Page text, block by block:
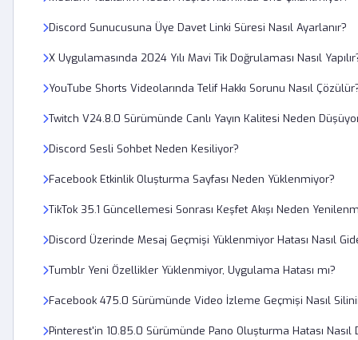
Discord Sunucusuna Üye Davet Linki Süresi Nasıl Ayarlanır?
X Uygulamasında 2024 Yılı Mavi Tik Doğrulaması Nasıl
YouTube Shorts Videolarında Telif Hakkı Sorunu Nasıl
Twitch V24.8.0 Sürümünde Canlı Yayın Kalitesi Neden
Discord Sesli Sohbet Neden Kesiliyor?
Facebook Etkinlik Oluşturma Sayfası Neden Yüklenmiyor?
TikTok 35.1 Güncellemesi Sonrası Keşfet Akışı Neden
Discord Üzerinde Mesaj Geçmişi Yüklenmiyor Hatası Nasıl
Tumblr Yeni Özellikler Yüklenmiyor, Uygulama Hatası mı?
Facebook 475.0 Sürümünde Video İzleme Geçmişi Nasıl
Pinterest'in 10.85.0 Sürümünde Pano Oluşturma Hatası Nasıl